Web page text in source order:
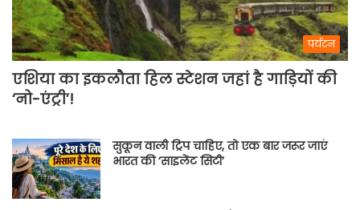
पर्यटन
एशिया का इकलौता हिल स्टेशन जहां है गाड़ियों की
‘नो-एंट्री’!
सुकून वाली ट्रिप चाहिए, तो एक बार जरूर जाएं
भारत की ‘साइलेंट सिटी’